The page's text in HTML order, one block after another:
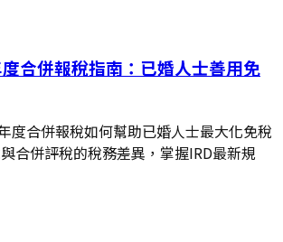
合併報稅指南：已婚人士善用免
度合併報稅如何幫助已婚人士最大化免稅
合併評稅的稅務差異，掌握IRD最新規